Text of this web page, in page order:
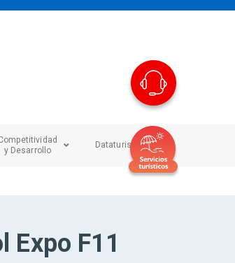
y Desarrollo
Dataturismo
Expo F11